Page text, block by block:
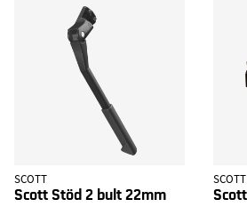
SCOTT
Scott Stöd 2 bult 22mm
SCOTT